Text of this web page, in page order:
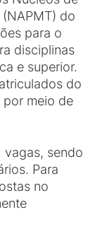
do
para o
disciplinas
e superior.
do
por meio de
sendo
Para
no